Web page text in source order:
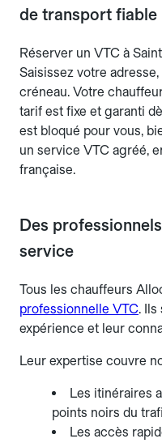
de transport fiable
Réserver un VTC à
Saisissez votre
créneau. Votre
tarif est fixe et garanti
est bloqué pour vous,
un service VTC agréé,
française.
Des
service
Tous les chauffeurs
professionnelle VTC.
expérience et leur
Leur expertise couvre
Les itinéraires
points noirs du
Les accès